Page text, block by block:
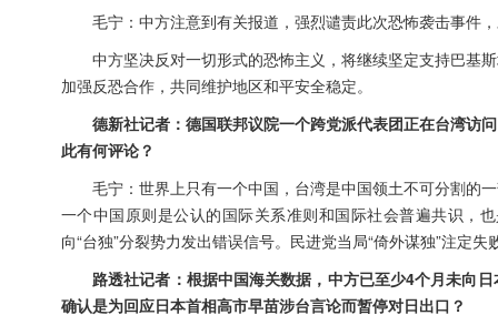
毛宁：中方注意到有关报道，强烈谴责此次恐怖袭击事件
中方坚决反对一切形式的恐怖主义，将继续坚定支持巴基
加强反恐合作，共同维护地区和平安全稳定。
德新社记者：德国联邦议院一个跨党派代表团正在台湾访
此有何评论？
毛宁：世界上只有一个中国，台湾是中国领土不可分割的
一个中国原则是公认的国际关系准则和国际社会普遍共识，
向“台独”分裂势力发出错误信号。民进党当局“倚外谋独”注定失
路透社记者：根据中国海关数据，中方已至少4个月未向
确认是为回应日本首相高市早苗涉台言论而暂停对日出口？